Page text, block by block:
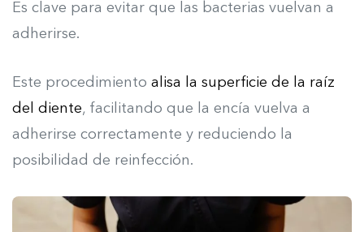
Es clave para evitar que las bacterias vuelvan a
adherirse.
Este procedimiento alisa la superficie de la raíz
del diente, facilitando que la encía vuelva a
adherirse correctamente y reduciendo la
posibilidad de reinfección.